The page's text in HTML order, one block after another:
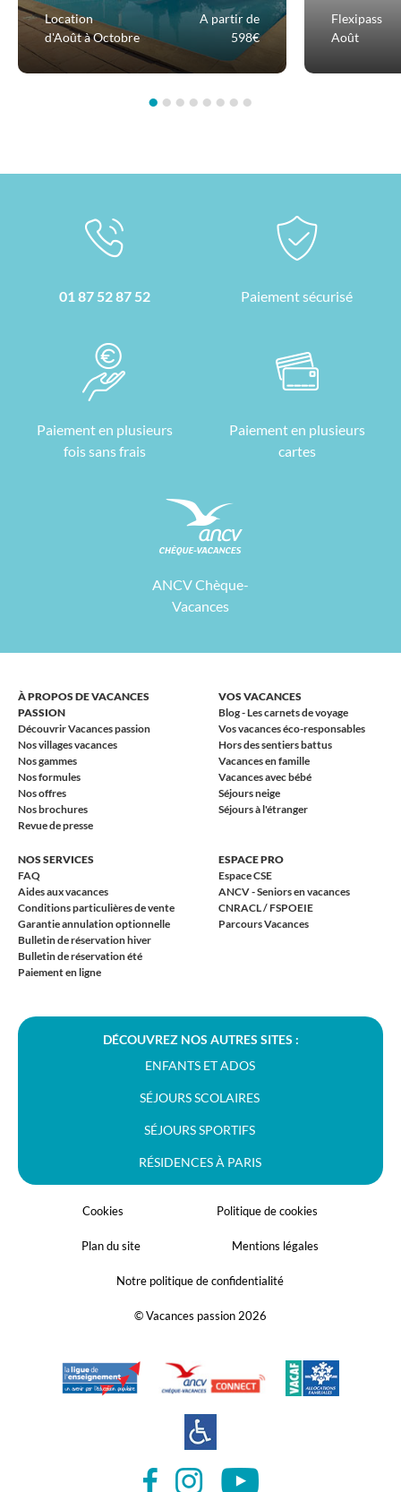
Location
d'Août à Octobre
A partir de
598€
Flexipass
Août
• • • • • • • •
01 87 52 87 52 Paiement sécurisé
Paiement en plusieurs
fois sans frais
Paiement en plusieurs
cartes
ANCV Chèque-
Vacances
À PROPOS DE VACANCES
PASSION
Découvrir Vacances passion
Nos villages vacances
Nos gammes
Nos formules
Nos offres
Nos brochures
Revue de presse
VOS VACANCES
Blog - Les carnets de voyage
Vos vacances éco-responsables
Hors des sentiers battus
Vacances en famille
Vacances avec bébé
Séjours neige
Séjours à l'étranger
NOS SERVICES
FAQ
Aides aux vacances
Conditions particulières de vente
Garantie annulation optionnelle
Bulletin de réservation hiver
Bulletin de réservation été
Paiement en ligne
ESPACE PRO
Espace CSE
ANCV - Seniors en vacances
CNRACL / FSPOEIE
Parcours Vacances
DÉCOUVREZ NOS AUTRES SITES :
ENFANTS ET ADOS
SÉJOURS SCOLAIRES
SÉJOURS SPORTIFS
RÉSIDENCES À PARIS
Cookies Politique de cookies
Plan du site Mentions légales
Notre politique de confidentialité
© Vacances passion 2026